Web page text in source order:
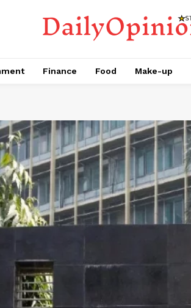
Finance Food Make-up